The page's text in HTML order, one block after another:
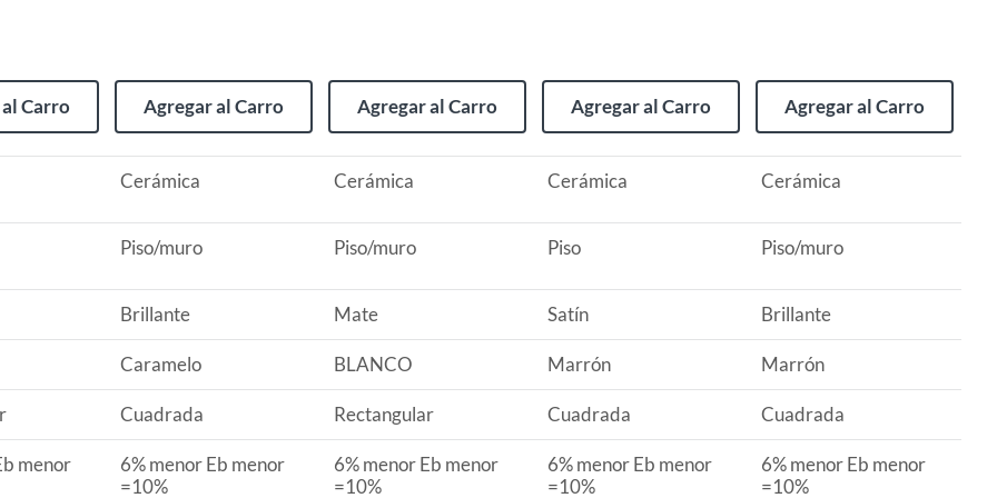
tipo maderada
devolución y cambio:
tecnología, línea blanca, colchones, muebles,
sin uso y deberá contar con todos sus accesorios,
(sin rayas, piquetes, abolladuras, manchas,
Carro Agregar al Carro Agregar al Carro Agregar al Carro Agregar al Carro
Cerámica Cerámica Cerámica Cerámica
Piso/muro Piso/muro Piso Piso/muro
Brillante Mate Satín Brillante
Caramelo BLANCO Marrón Marrón
Cuadrada Rectangular Cuadrada Cuadrada
menor
6% menor Eb menor
=10%
6% menor Eb menor
=10%
6% menor Eb menor
=10%
6% menor Eb menor
=10%